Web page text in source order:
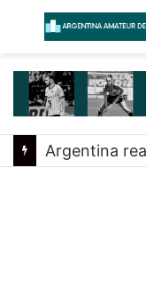
Menú